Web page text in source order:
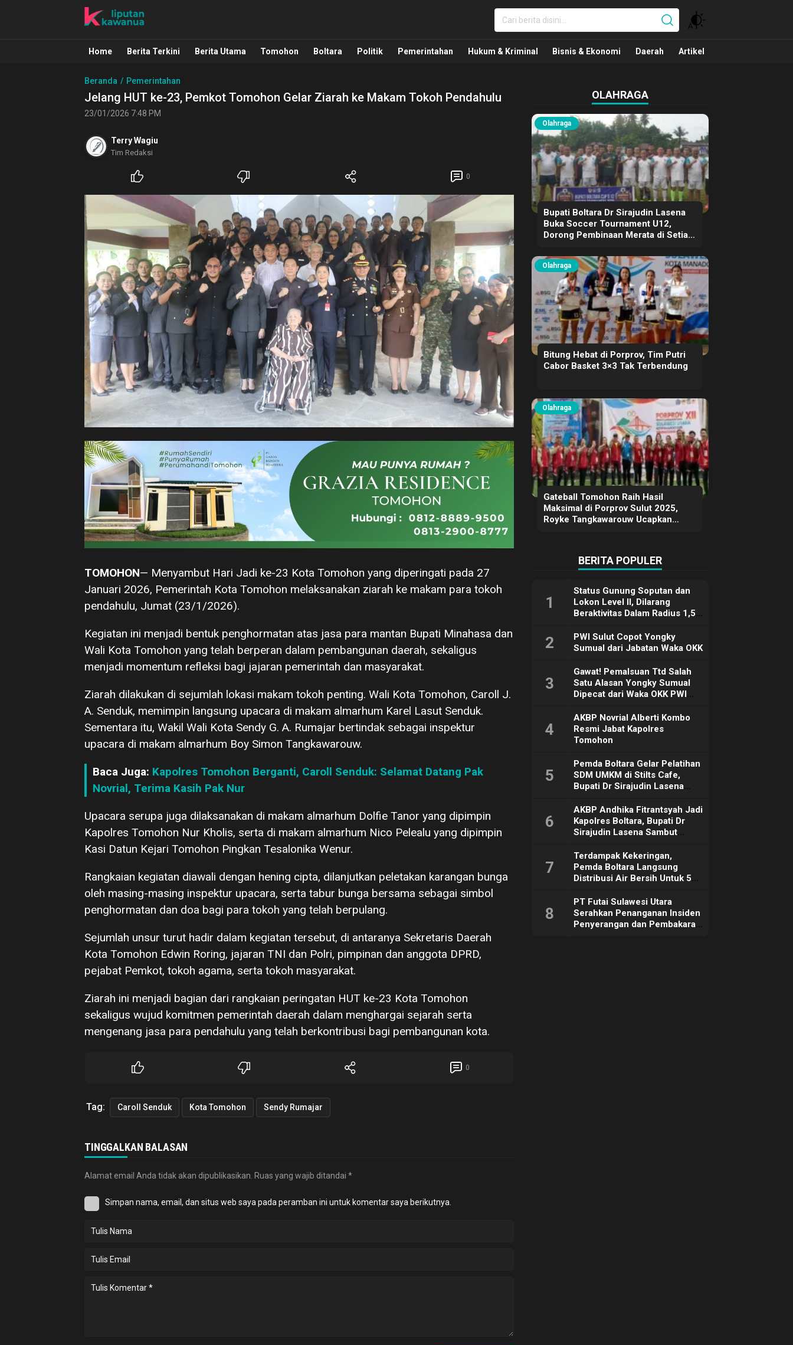
Liputan Kawanua
Berita Manado, Sulawesi Utara, Kawanua, Politik, Pemerintahan, Hukum Kriminal dan Nasional
Home Berita Terkini Berita Utama Tomohon Boltara Politik Pemerintahan Hukum & Kriminal Bisnis & Ekonomi Daerah Artikel
Beranda Pemerintahan
Jelang HUT ke-23, Pemkot Tomohon Gelar Ziarah ke Makam Tokoh Pendahulu
23/01/2026 7:48 PM
Terry Wagiu
Tim Redaksi
0
TOMOHON— Menyambut Hari Jadi ke-23 Kota Tomohon yang diperingati pada 27
Januari 2026, Pemerintah Kota Tomohon melaksanakan ziarah ke makam para tokoh
pendahulu, Jumat (23/1/2026).
Kegiatan ini menjadi bentuk penghormatan atas jasa para mantan Bupati Minahasa dan
Wali Kota Tomohon yang telah berperan dalam pembangunan daerah, sekaligus
menjadi momentum refleksi bagi jajaran pemerintah dan masyarakat.
Ziarah dilakukan di sejumlah lokasi makam tokoh penting. Wali Kota Tomohon, Caroll J.
A. Senduk, memimpin langsung upacara di makam almarhum Karel Lasut Senduk.
Sementara itu, Wakil Wali Kota Sendy G. A. Rumajar bertindak sebagai inspektur
upacara di makam almarhum Boy Simon Tangkawarouw.
Baca Juga: Kapolres Tomohon Berganti, Caroll Senduk: Selamat Datang Pak
Novrial, Terima Kasih Pak Nur
Upacara serupa juga dilaksanakan di makam almarhum Dolfie Tanor yang dipimpin
Kapolres Tomohon Nur Kholis, serta di makam almarhum Nico Pelealu yang dipimpin
Kasi Datun Kejari Tomohon Pingkan Tesalonika Wenur.
Rangkaian kegiatan diawali dengan hening cipta, dilanjutkan peletakan karangan bunga
oleh masing-masing inspektur upacara, serta tabur bunga bersama sebagai simbol
penghormatan dan doa bagi para tokoh yang telah berpulang.
Sejumlah unsur turut hadir dalam kegiatan tersebut, di antaranya Sekretaris Daerah
Kota Tomohon Edwin Roring, jajaran TNI dan Polri, pimpinan dan anggota DPRD,
pejabat Pemkot, tokoh agama, serta tokoh masyarakat.
Ziarah ini menjadi bagian dari rangkaian peringatan HUT ke-23 Kota Tomohon
sekaligus wujud komitmen pemerintah daerah dalam menghargai sejarah serta
mengenang jasa para pendahulu yang telah berkontribusi bagi pembangunan kota.
0
Tag: Caroll Senduk Kota Tomohon Sendy Rumajar
TINGGALKAN BALASAN
Alamat email Anda tidak akan dipublikasikan. Ruas yang wajib ditandai *
Simpan nama, email, dan situs web saya pada peramban ini untuk komentar saya berikutnya.
OLAHRAGA
Olahraga
Bupati Boltara Dr Sirajudin Lasena
Buka Soccer Tournament U12,
Dorong Pembinaan Merata di Setiap
Olahraga
Bitung Hebat di Porprov, Tim Putri
Cabor Basket 3×3 Tak Terbendung
Olahraga
Gateball Tomohon Raih Hasil
Maksimal di Porprov Sulut 2025,
Royke Tangkawarouw Ucapkan
BERITA POPULER
1
Status Gunung Soputan dan
Lokon Level II, Dilarang
Beraktivitas Dalam Radius 1,5
2
PWI Sulut Copot Yongky
Sumual dari Jabatan Waka OKK
3
Gawat! Pemalsuan Ttd Salah
Satu Alasan Yongky Sumual
Dipecat dari Waka OKK PWI
4
AKBP Novrial Alberti Kombo
Resmi Jabat Kapolres
Tomohon
5
Pemda Boltara Gelar Pelatihan
SDM UMKM di Stilts Cafe,
Bupati Dr Sirajudin Lasena
Dorong Ekonomi Daerah
6
AKBP Andhika Fitrantsyah Jadi
Kapolres Boltara, Bupati Dr
Sirajudin Lasena Sambut
7
Terdampak Kekeringan,
Pemda Boltara Langsung
Distribusi Air Bersih Untuk 50
8
PT Futai Sulawesi Utara
Serahkan Penanganan Insiden
Penyerangan dan Pembakaran